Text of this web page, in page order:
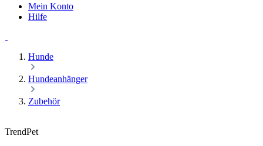
Mein Konto
Hilfe
Hunde
Hundeanhänger
Zubehör
TrendPet